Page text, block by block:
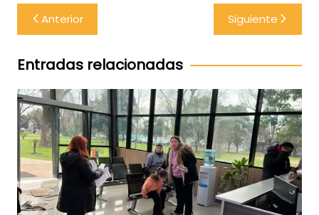
Navegación
de
entradas
Anterior Siguiente
Entradas relacionadas